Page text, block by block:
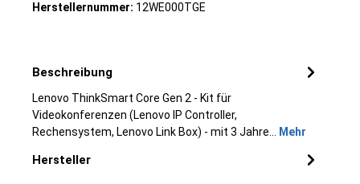
Herstellernummer: 12WE000TGE
Beschreibung
Lenovo ThinkSmart Core Gen 2 - Kit für
Videokonferenzen (Lenovo IP Controller,
Rechensystem, Lenovo Link Box) - mit 3 Jahre… Mehr
Hersteller